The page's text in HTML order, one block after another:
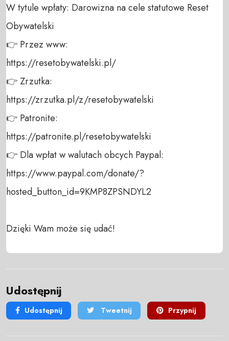
W tytule wpłaty: Darowizna na cele statutowe Reset
Obywatelski
👉 Przez www:
https://resetobywatelski.pl/
👉 Zrzutka:
https://zrzutka.pl/z/resetobywatelski
👉 Patronite:
https://patronite.pl/resetobywatelski
👉 Dla wpłat w walutach obcych Paypal:
https://www.paypal.com/donate/?
hosted_button_id=9KMP8ZPSNDYL2
Dzięki Wam może się udać!
Udostępnij
Udostępnij Tweetnij Przypnij